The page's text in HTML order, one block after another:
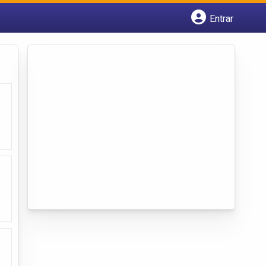
Entrar